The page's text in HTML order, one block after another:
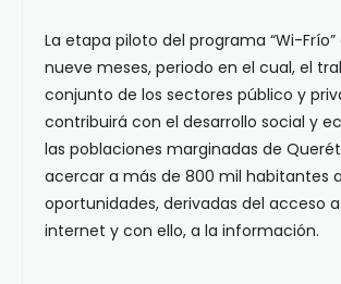
La etapa piloto del programa “Wi-
nueve meses, periodo en el cual, el
conjunto de los sectores público y
contribuirá con el desarrollo social y
las poblaciones marginadas de
acercar a más de 800 mil habitantes
oportunidades, derivadas del acceso
internet y con ello, a la información.